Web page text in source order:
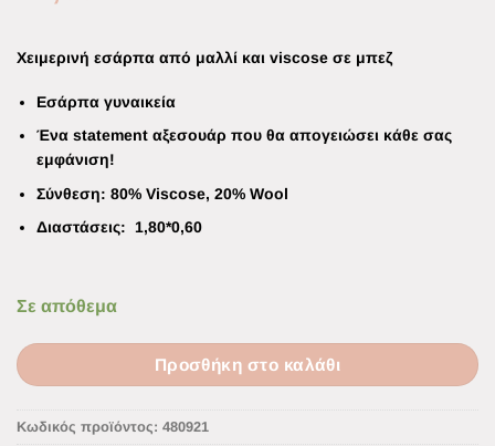
Χειμερινή εσάρπα από μαλλί και viscose σε μπεζ
Εσάρπα γυναικεία
Ένα statement αξεσουάρ που θα απογειώσει κάθε σας
εμφάνιση!
Σύνθεση: 80% Viscose, 20% Wool
Διαστάσεις: 1,80*0,60
Σε απόθεμα
Προσθήκη στο καλάθι
Κωδικός προϊόντος: 480921